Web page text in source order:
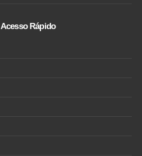
Acesso Rápido